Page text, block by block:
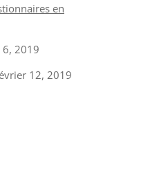
en
6, 2019
12, 2019